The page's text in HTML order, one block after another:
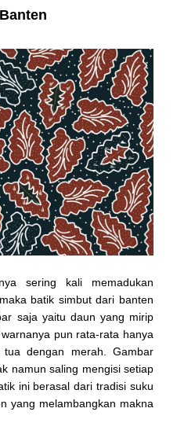
sering kali memadukan
batik simbut dari banten
saja yaitu daun yang mirip
pun rata-rata hanya
dengan merah. Gambar
namun saling mengisi setiap
ini berasal dari tradisi suku
yang melambangkan makna